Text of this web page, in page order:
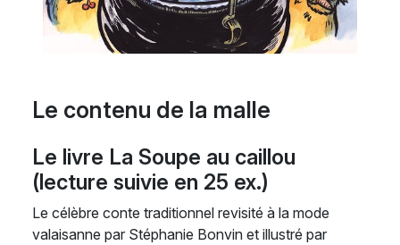
Le contenu de la malle
Le livre La Soupe au caillou
(lecture suivie en 25 ex.)
Le célèbre conte traditionnel revisité à la mode
valaisanne par Stéphanie Bonvin et illustré par